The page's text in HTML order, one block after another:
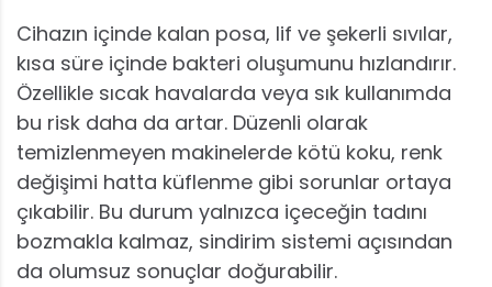
Cihazın içinde kalan posa, lif ve şekerli sıvılar,
kısa süre içinde bakteri oluşumunu hızlandırır.
Özellikle sıcak havalarda veya sık kullanımda
bu risk daha da artar. Düzenli olarak
temizlenmeyen makinelerde kötü koku, renk
değişimi hatta küflenme gibi sorunlar ortaya
çıkabilir. Bu durum yalnızca içeceğin tadını
bozmakla kalmaz, sindirim sistemi açısından
da olumsuz sonuçlar doğurabilir.